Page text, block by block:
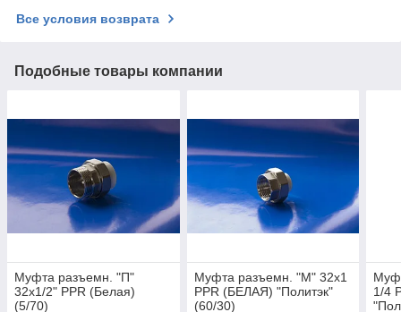
Все условия возврата
Подобные товары компании
Муфта разъемн. "П"
32х1/2" PPR (Белая)
(5/70)
Муфта разъемн. "М" 32х1
PPR (БЕЛАЯ) "Политэк"
(60/30)
1/4